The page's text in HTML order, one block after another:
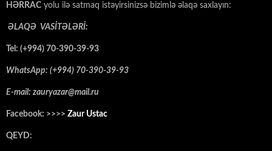
HƏRRAC yolu ilə satmaq istəyirsinizsə bizimlə əlaqə saxlayın:
ƏLAQƏ VASİTƏLƏRİ:
Tel: (+994) 70-390-39-93
WhatsApp: (+994) 70-390-39-93
E-mail: zauryazar@mail.ru
Facebook: >>>> Zaur Ustac
QEYD: